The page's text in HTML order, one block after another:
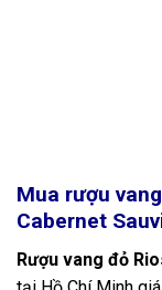
Mua rượu
Cabernet
Rượu vang đỏ